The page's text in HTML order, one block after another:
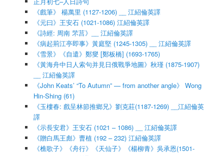
《戲筆》 楊萬里 (1127-1206) __ 江紹倫英譯
《元曰》王安石 (1021-1086) 江紹倫英譯
《詩經: 周南 芣莒》__ 江紹倫英譯
《病起荊江亭即事》黃庭堅 (1245-1305) __ 江紹倫英譯
《雪景》《自遣》鄭燮 [鄭板橋] (1693-1765)
《黃海舟中日人索句并見日俄戰爭地圖》秋瑾 (1875-1907)
__ 江紹倫英譯
《John Keats’ “To Autumn” — from another angle》 Wong
Hin-Shing (61)
《玉樓春: 戲呈林節推鄉兄》劉克莊(1187-1269) __江紹倫英
譯
《示長安君》王安石 (1021 – 1086) __ 江紹倫英譯
《贈白馬王彪》曹植 (192 – 232) 江紹倫英譯
《樵歌子》《舟行》《天仙子》《楊柳青》吳承恩(1501-